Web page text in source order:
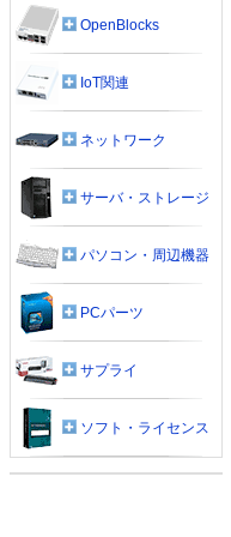
OpenBlocks
IoT関連
ネットワーク
サーバ・ストレージ
パソコン・周辺機器
PCパーツ
サプライ
ソフト・ライセンス